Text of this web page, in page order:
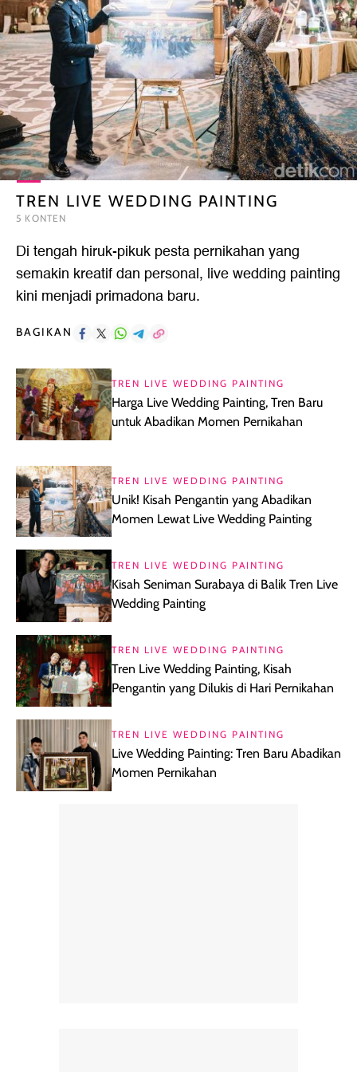
TREN LIVE WEDDING PAINTING
5 KONTEN
Di tengah hiruk-pikuk pesta pernikahan yang
semakin kreatif dan personal, live wedding painting
kini menjadi primadona baru.
BAGIKAN
TREN LIVE WEDDING PAINTING
Harga Live Wedding Painting, Tren Baru
untuk Abadikan Momen Pernikahan
TREN LIVE WEDDING PAINTING
Unik! Kisah Pengantin yang Abadikan
Momen Lewat Live Wedding Painting
TREN LIVE WEDDING PAINTING
Kisah Seniman Surabaya di Balik Tren Live
Wedding Painting
TREN LIVE WEDDING PAINTING
Tren Live Wedding Painting, Kisah
Pengantin yang Dilukis di Hari Pernikahan
TREN LIVE WEDDING PAINTING
Live Wedding Painting: Tren Baru Abadikan
Momen Pernikahan